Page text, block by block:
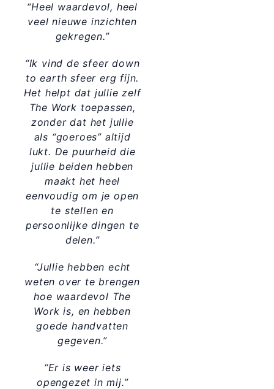
“Heel waardevol, heel
veel nieuwe inzichten
gekregen.”
“Ik vind de sfeer down
to earth sfeer erg fijn.
Het helpt dat jullie zelf
The Work toepassen,
zonder dat het jullie
als “goeroes” altijd
lukt. De puurheid die
jullie beiden hebben
maakt het heel
eenvoudig om je open
te stellen en
persoonlijke dingen te
delen.”
“Jullie hebben echt
weten over te brengen
hoe waardevol The
Work is, en hebben
goede handvatten
gegeven.”
“Er is weer iets
opengezet in mij.”